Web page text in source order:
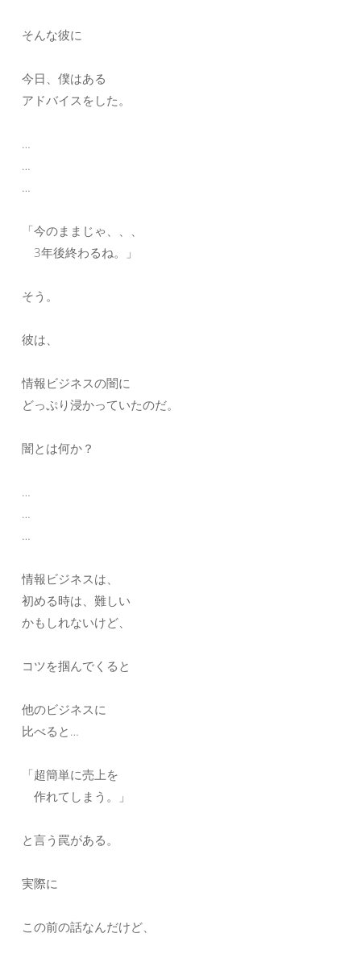
そんな彼に
今日、僕はある
アドバイスをした。
…
…
…
「今のままじゃ、、、
3年後終わるね。」
そう。
彼は、
情報ビジネスの闇に
どっぷり浸かっていたのだ。
闇とは何か？
…
…
…
情報ビジネスは、
初める時は、難しい
かもしれないけど、
コツを掴んでくると
他のビジネスに
比べると…
「超簡単に売上を
作れてしまう。」
と言う罠がある。
実際に
この前の話なんだけど、